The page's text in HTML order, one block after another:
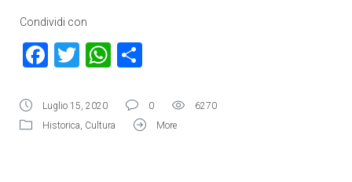
Condividi con
Facebook
TwitterWhatsApp
Luglio 15, 2020 0
6270
Historica, Cultura More